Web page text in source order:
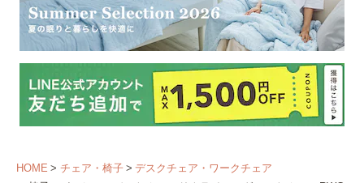
HOME チェア・椅子
デスクチェア・ワークチェア